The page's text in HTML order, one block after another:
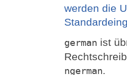
werden die
german ist
ngerman.